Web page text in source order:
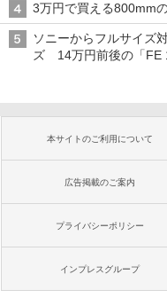
3万円で買える800mm
ソニーからフルサイズ
ズ 14万円前後の「FE
本サイトのご利用について
広告掲載のご案内
プライバシーポリシー
インプレスグループ